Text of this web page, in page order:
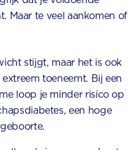
Maar te veel aankomen of
stijgt, maar het is ook
toeneemt. Bij een
loop je minder risico op
een hoge